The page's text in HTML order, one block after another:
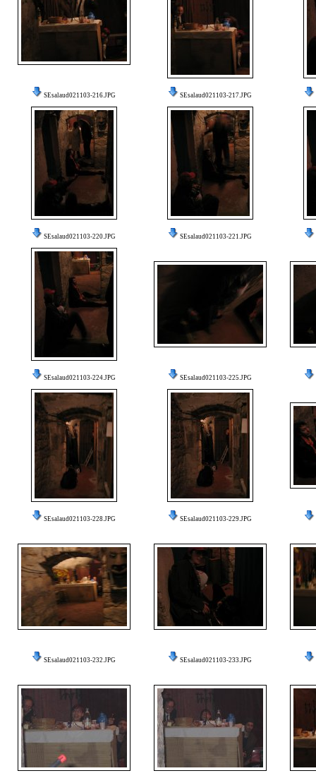
SEsalaud021103-216.JPG SEsalaud021103-217.JPG
SEsalaud021103-220.JPG SEsalaud021103-221.JPG
SEsalaud021103-224.JPG SEsalaud021103-225.JPG
SEsalaud021103-228.JPG SEsalaud021103-229.JPG
SEsalaud021103-232.JPG SEsalaud021103-233.JPG